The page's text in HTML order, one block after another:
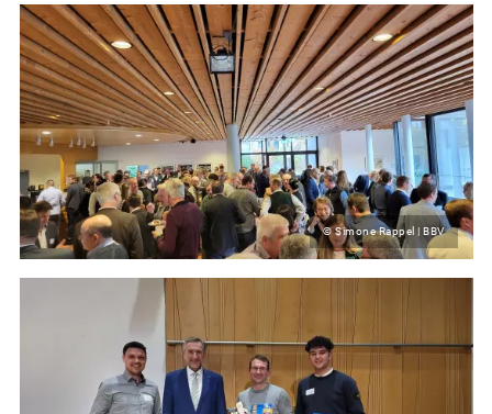
© Simone Rappel | BBV